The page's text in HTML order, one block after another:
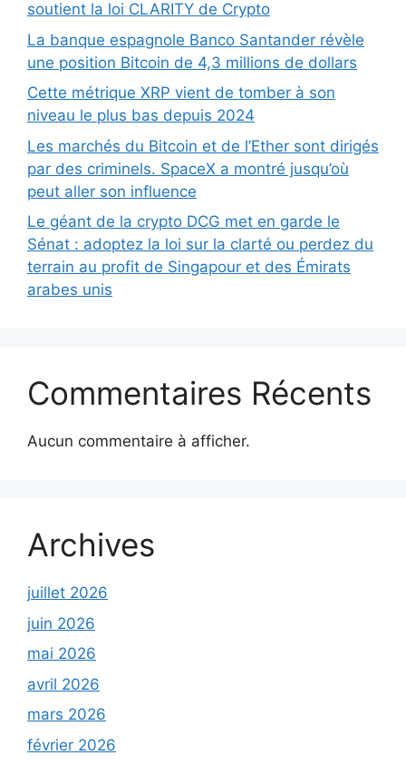
soutient la loi CLARITY de Crypto
La banque espagnole Banco Santander révèle
une position Bitcoin de 4,3 millions de dollars
Cette métrique XRP vient de tomber à son
niveau le plus bas depuis 2024
Les marchés du Bitcoin et de l’Ether sont dirigés
par des criminels. SpaceX a montré jusqu’où
peut aller son influence
Le géant de la crypto DCG met en garde le
Sénat : adoptez la loi sur la clarté ou perdez du
terrain au profit de Singapour et des Émirats
arabes unis
Commentaires Récents
Aucun commentaire à afficher.
Archives
juillet 2026
juin 2026
mai 2026
avril 2026
mars 2026
février 2026